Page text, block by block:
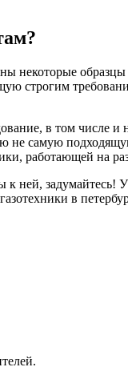
некоторые
строгим
в том
не самую
работающей на
ней,
в